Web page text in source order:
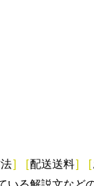
] [配送送料] [